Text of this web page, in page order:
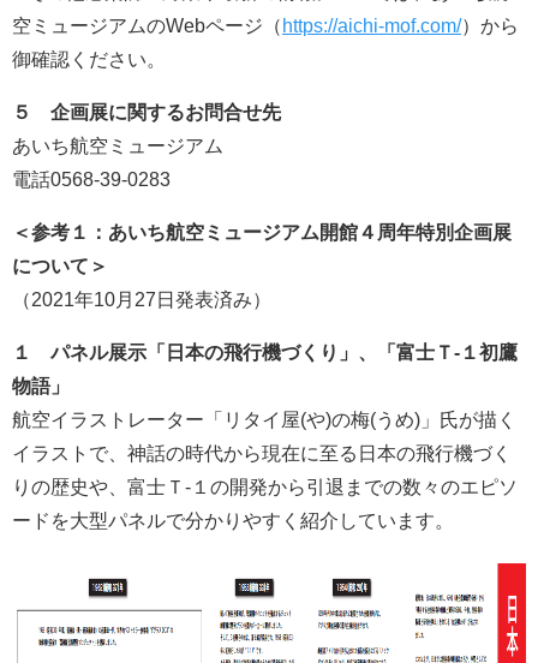
空ミュージアムのWebページ（ https://aichi-mof.com/）から
御確認ください。
５ 企画展に関するお問合せ先
あいち航空ミュージアム
電話0568-39-0283
＜参考１：あいち航空ミュージアム開館４周年特別企画展
について＞
（2021年10月27日発表済み）
１ パネル展示「日本の飛行機づくり」、「富士Ｔ-１初鷹
物語」
航空イラストレーター「リタイ屋(や)の梅(うめ)」氏が描く
イラストで、神話の時代から現在に至る日本の飛行機づく
りの歴史や、富士Ｔ-１の開発から引退までの数々のエピソ
ードを大型パネルで分かりやすく紹介しています。